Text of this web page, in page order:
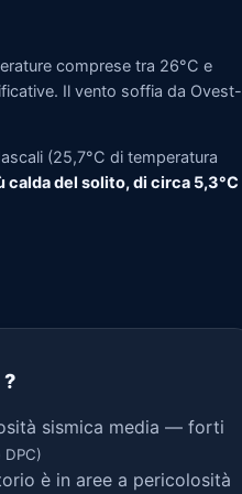
comprese tra 26°C e
Il vento soffia da Ovest-
(25,7°C di temperatura
calda del solito, di circa 5,3°C
?
sismica media — forti
è in aree a pericolosità